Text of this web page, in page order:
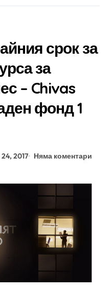
срок за
за
– Chivas
фонд 1
2017
Няма коментари